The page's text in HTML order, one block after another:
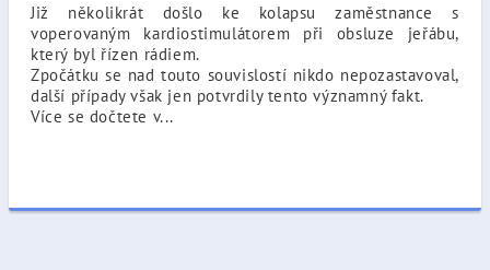
Již několikrát došlo ke kolapsu zaměstnance s
voperovaným kardiostimulátorem při obsluze jeřábu,
který byl řízen rádiem.
Zpočátku se nad touto souvislostí nikdo nepozastavoval,
další případy však jen potvrdily tento významný fakt.
Více se dočtete v...